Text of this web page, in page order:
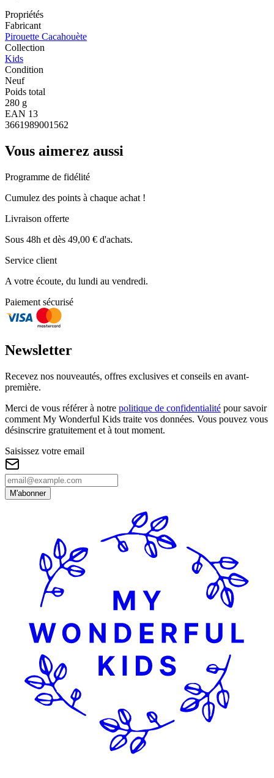
Propriétés
Fabricant
Pirouette Cacahouète
Collection
Kids
Condition
Neuf
Poids total
280 g
EAN 13
3661989001562
Vous aimerez aussi
Programme de fidélité
Cumulez des points à chaque achat !
Livraison offerte
Sous 48h et dès 49,00 € d'achats.
Service client
A votre écoute, du lundi au vendredi.
Paiement sécurisé
Newsletter
Recevez nos nouveautés, offres exclusives et conseils en avant-
première.
Merci de vous référer à notre politique de confidentialité pour savoir
comment My Wonderful Kids traite vos données. Vous pouvez vous
désinscrire gratuitement et à tout moment.
Saisissez votre email
M'abonner